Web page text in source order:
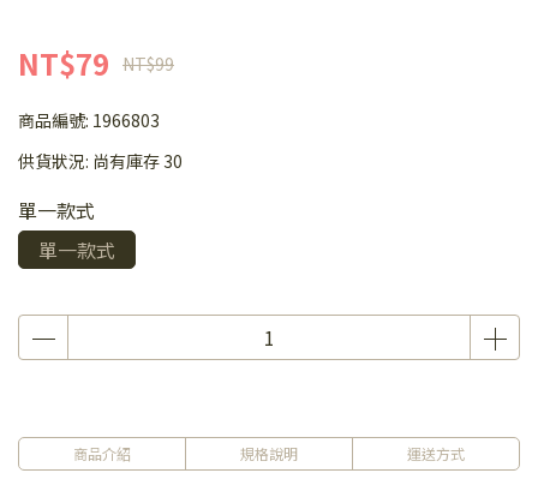
NT$79 NT$99
商品編號: 1966803
供貨狀況: 尚有庫存 30
單一款式
單一款式
商品介紹 規格說明 運送方式